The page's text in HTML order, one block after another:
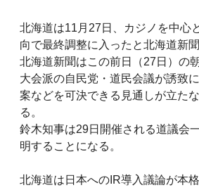
北海道は11月27日、カジノを中心
向で最終調整に入ったと北海道新
北海道新聞はこの前日（27日）の
大会派の自民党・道民会議が誘致
案などを可決できる見通しが立た
る。
鈴木知事は29日開催される道議会
明することになる。
北海道は日本へのIR導入議論が本